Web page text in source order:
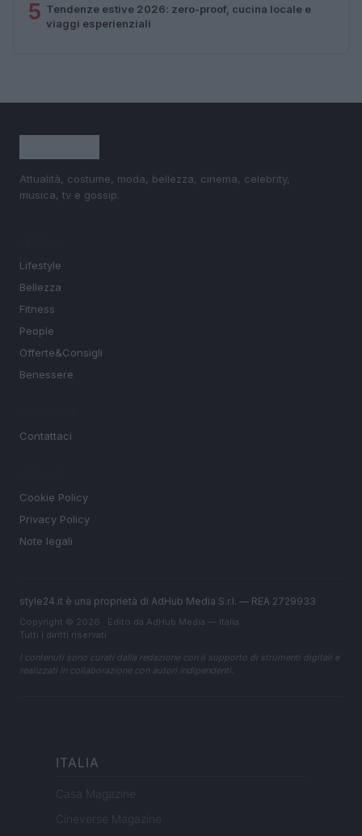
5 Tendenze estive 2026: zero-proof, cucina locale e
viaggi esperienziali
Attualità, costume, moda, bellezza, cinema, celebrity,
musica, tv e gossip.
Lifestyle
Bellezza
Fitness
People
Offerte&Consigli
Benessere
Contattaci
Cookie Policy
Privacy Policy
Note legali
style24.it è una proprietà di AdHub Media S.r.l. — REA 2729933
Copyright © 2026 · Edito da AdHub Media — Italia
Tutti i diritti riservati
I contenuti sono curati dalla redazione con il supporto di strumenti digitali e
realizzati in collaborazione con autori indipendenti.
ITALIA
Casa Magazine
Cineverse Magazine